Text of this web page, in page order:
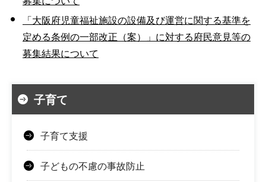
「大阪府児童福祉施設の設備及び運営に関する基準を
定める条例の一部改正（案）」に対する府民意見等の
募集結果について
子育て
子育て支援
子どもの不慮の事故防止